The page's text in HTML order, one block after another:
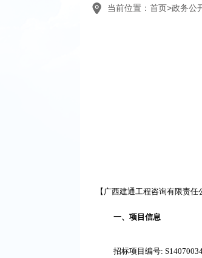
当前位置： 首页>政务公
【广西建通工程咨询有限责
一、项目信息
招标项目编号: